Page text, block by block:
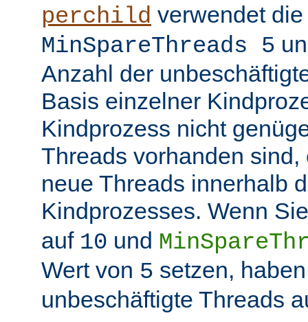
perchild verwendet
MinSpareThreads 5
Anzahl der
Basis einzelner
Kindprozess nicht
Threads vorhanden
neue Threads innerhalb
Kindprozesses. Wenn
auf 10 und
Wert von 5 setzen,
unbeschäftigte Threads